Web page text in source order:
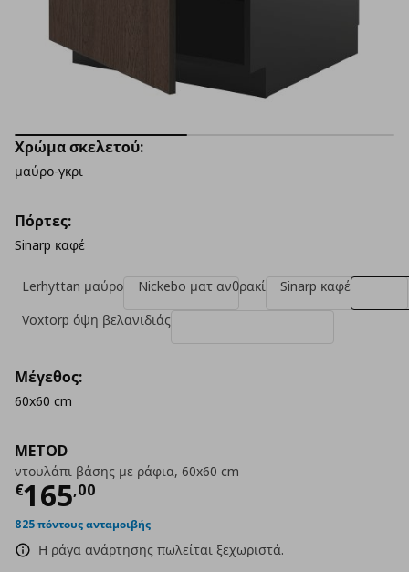
METOD
ντουλάπι βάσης με ράφια, 60x60 cm
€165,00
Τρέχουσα τιμή
825 πόντους ανταμοιβής
Η ράγα ανάρτησης πωλείται ξεχωριστά.
Χρώμα σκελετού:
μαύρο-γκρι
Πόρτες:
Sinarp καφέ
Lerhyttan μαύρο Nickebo ματ ανθρακί
Sinarp καφέ
Voxtorp όψη βελανιδιάς
Μέγεθος:
60x60 cm